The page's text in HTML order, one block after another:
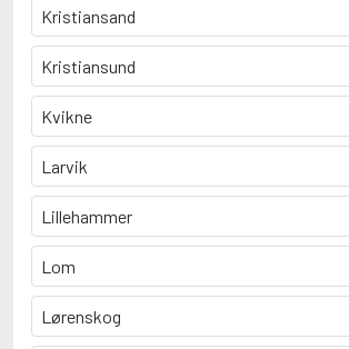
Kristiansand
Kristiansund
Kvikne
Larvik
Lillehammer
Lom
Lørenskog